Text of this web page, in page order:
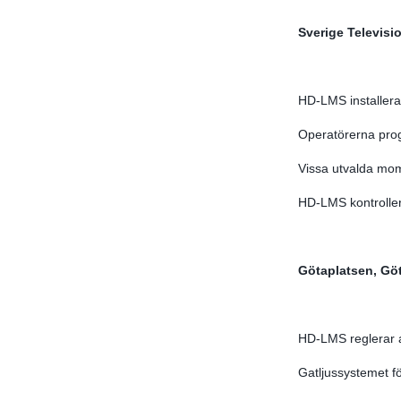
Sverige
HD-LMS
Operatörerna
Vissa utvalda
HD-LMS
Götaplatsen,
HD-LMS reglerar
Gatljussystemet